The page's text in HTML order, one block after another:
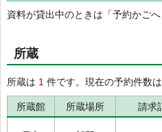
資料が貸出中のときは「予約かご
所蔵
所蔵は 1 件です。現在の予約件数は
所蔵館 所蔵場所 請求